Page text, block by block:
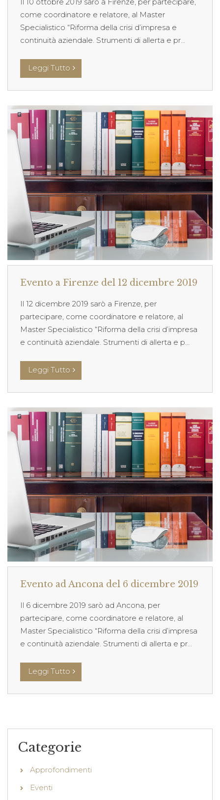
come coordinatore e relatore, al Master
Specialistico “Riforma della crisi d’impresa e
continuità aziendale. Strumenti di allerta e pr...
Leggi Tutto
Evento a Firenze del 12 dicembre 2019
Il 12 dicembre 2019 sarò a Firenze, per
partecipare, come coordinatore e relatore, al
Master Specialistico “Riforma della crisi d’impresa
e continuità aziendale. Strumenti di allerta e p...
Leggi Tutto
Evento ad Ancona del 6 dicembre 2019
Il 6 dicembre 2019 sarò ad Ancona, per
partecipare, come coordinatore e relatore, al
Master Specialistico “Riforma della crisi d’impresa
e continuità aziendale. Strumenti di allerta e pr...
Leggi Tutto
Categorie
Approfondimenti
Eventi